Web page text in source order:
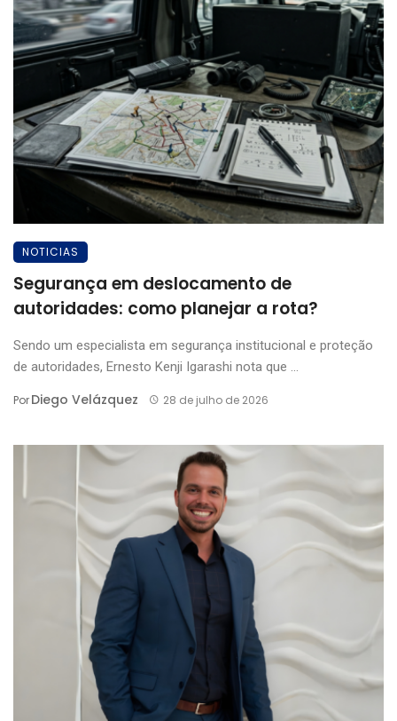
NOTICIAS
Segurança em deslocamento de
autoridades: como planejar a rota?
Sendo um especialista em segurança institucional e proteção
de autoridades, Ernesto Kenji Igarashi nota que ...
PorDiego Velázquez 28 de julho de 2026